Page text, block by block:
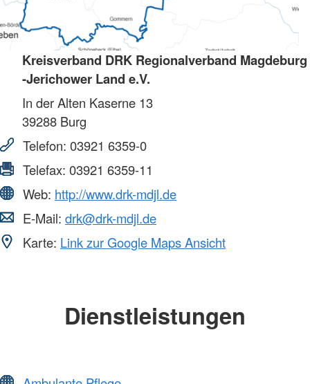
Kreisverband DRK Regionalverband Magdeburg
-Jerichower Land e.V.
In der Alten Kaserne 13
39288 Burg
Telefon: 03921 6359-0
Telefax: 03921 6359-11
Web: http://www.drk-mdjl.de
E-Mail: drk@drk-mdjl.de
Karte: Link zur Google Maps Ansicht
Dienstleistungen